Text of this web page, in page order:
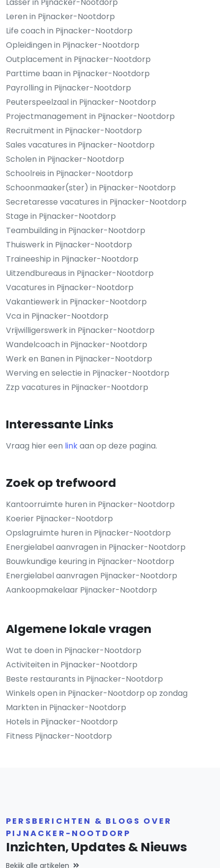
Lasser in Pijnacker-Nootdorp
Leren in Pijnacker-Nootdorp
Life coach in Pijnacker-Nootdorp
Opleidingen in Pijnacker-Nootdorp
Outplacement in Pijnacker-Nootdorp
Parttime baan in Pijnacker-Nootdorp
Payrolling in Pijnacker-Nootdorp
Peuterspeelzaal in Pijnacker-Nootdorp
Projectmanagement in Pijnacker-Nootdorp
Recruitment in Pijnacker-Nootdorp
Sales vacatures in Pijnacker-Nootdorp
Scholen in Pijnacker-Nootdorp
Schoolreis in Pijnacker-Nootdorp
Schoonmaaker(ster) in Pijnacker-Nootdorp
Secretaresse vacatures in Pijnacker-Nootdorp
Stage in Pijnacker-Nootdorp
Teambuilding in Pijnacker-Nootdorp
Thuiswerk in Pijnacker-Nootdorp
Traineeship in Pijnacker-Nootdorp
Uitzendbureaus in Pijnacker-Nootdorp
Vacatures in Pijnacker-Nootdorp
Vakantiewerk in Pijnacker-Nootdorp
Vca in Pijnacker-Nootdorp
Vrijwilligerswerk in Pijnacker-Nootdorp
Wandelcoach in Pijnacker-Nootdorp
Werk en Banen in Pijnacker-Nootdorp
Werving en selectie in Pijnacker-Nootdorp
Zzp vacatures in Pijnacker-Nootdorp
Interessante Links
Vraag hier een linkaan op deze pagina.
Zoek op trefwoord
Kantoorruimte huren in Pijnacker-Nootdorp
Koerier Pijnacker-Nootdorp
Opslagruimte huren in Pijnacker-Nootdorp
Energielabel aanvragen in Pijnacker-Nootdorp
Bouwkundige keuring in Pijnacker-Nootdorp
Energielabel aanvragen Pijnacker-Nootdorp
Aankoopmakelaar Pijnacker-Nootdorp
Algemene lokale vragen
Wat te doen in Pijnacker-Nootdorp
Activiteiten in Pijnacker-Nootdorp
Beste restaurants in Pijnacker-Nootdorp
Winkels open in Pijnacker-Nootdorp op zondag
Markten in Pijnacker-Nootdorp
Hotels in Pijnacker-Nootdorp
Fitness Pijnacker-Nootdorp
PERSBERICHTEN & BLOGS OVER
PIJNACKER-NOOTDORP
Inzichten, Updates & Nieuws
Bekijk alle artikelen